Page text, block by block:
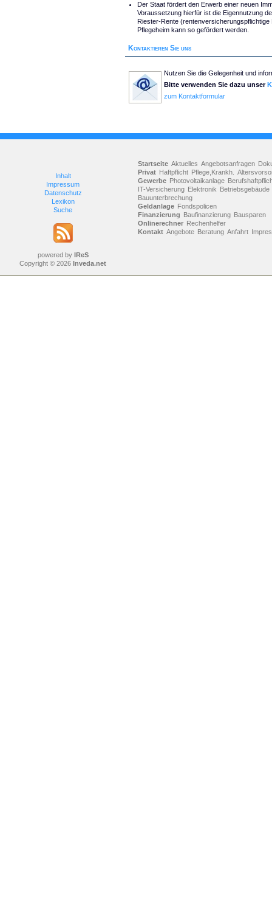
Der Staat fördert den Erwerb einer neuen
Voraussetzung hierfür ist die Eigennutzung
Riester-Rente
Pflegeheim kann so gefördert werden.
Kontaktieren Sie uns
Nutzen Sie die Gelegenheit und
Bitte verwenden Sie dazu unser
zum Kontaktformular
Inhalt
Impressum
Datenschutz
Lexikon
Suche
powered by IReS
Copyright © 2026 Inveda.net
Startseite Aktuelles Angebotsanfragen
Privat Haftpflicht Pflege,Krankh.
Gewerbe Photovoltaikanlage
IT-Versicherung Elektronik Betriebsgebäude
Bauunterbrechung
Geldanlage Fondspolicen
Finanzierung Baufinanzierung Bausparen
Onlinerechner Rechenhelfer
Kontakt Angebote Beratung Anfahrt